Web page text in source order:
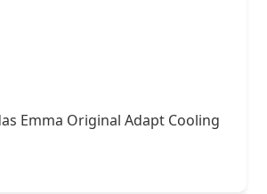
Emma Original Adapt Cooling